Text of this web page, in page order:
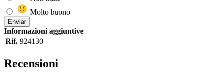
Molto buono
Enviar
Informazioni aggiuntive
Rif. 924130
Recensioni